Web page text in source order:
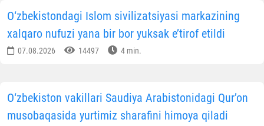
O‘zbekistondagi Islom sivilizatsiyasi markazining
xalqaro nufuzi yana bir bor yuksak e’tirof etildi
07.08.2026 14497 4 min.
O‘zbekiston vakillari Saudiya Arabistonidagi Qur’on
musobaqasida yurtimiz sharafini himoya qiladi